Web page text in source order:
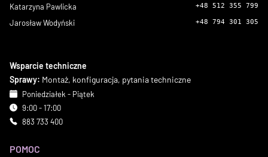
Katarzyna Pawlicka +48 512 355 799
Jarosław Wodyński +48 794 301 305
Wsparcie techniczne
Sprawy: Montaż, konfiguracja, pytania techniczne
Poniedziałek - Piątek
9:00 - 17:00
883 733 400
POMOC